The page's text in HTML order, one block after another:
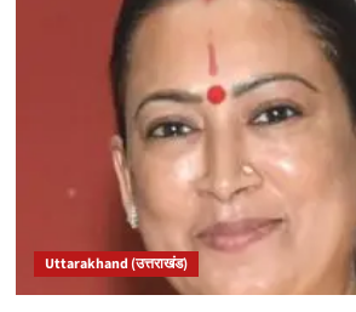
Uttarakhand (उत्तराखंड)